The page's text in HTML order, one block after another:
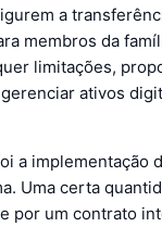
a
membros da
limitações,
ativos
a implementação
Uma certa
por um contrato